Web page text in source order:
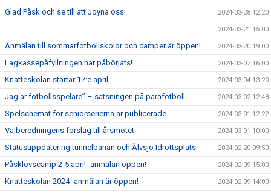
Glad Påsk och se till att Joyna oss! 2024-03-28 12:20
2024-03-21 15:00
Anmälan till sommarfotbollskolor och camper är öppen! 2024-03-20 19:00
Lagkassepåfyllningen har påbörjats! 2024-03-07 16:00
Knatteskolan startar 17:e april 2024-03-04 13:20
Jag är fotbollsspelare” – satsningen på parafotboll 2024-03-02 12:48
Spelschemat för seniorserierna är publicerade 2024-03-01 12:22
Valberedningens förslag till årsmötet 2024-03-01 10:00
Statusuppdatering tunnelbanan och Älvsjö Idrottsplats 2024-02-20 09:50
Påsklovscamp 2-5 april -anmälan öppen! 2024-02-09 15:00
Knatteskolan 2024 -anmälan är öppen! 2024-02-09 14:00